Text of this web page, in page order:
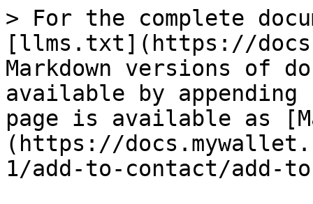
> For the complete
[llms.txt](https://
Markdown versions of
available by
page is available as
(https://
1/add-to-contact/add-